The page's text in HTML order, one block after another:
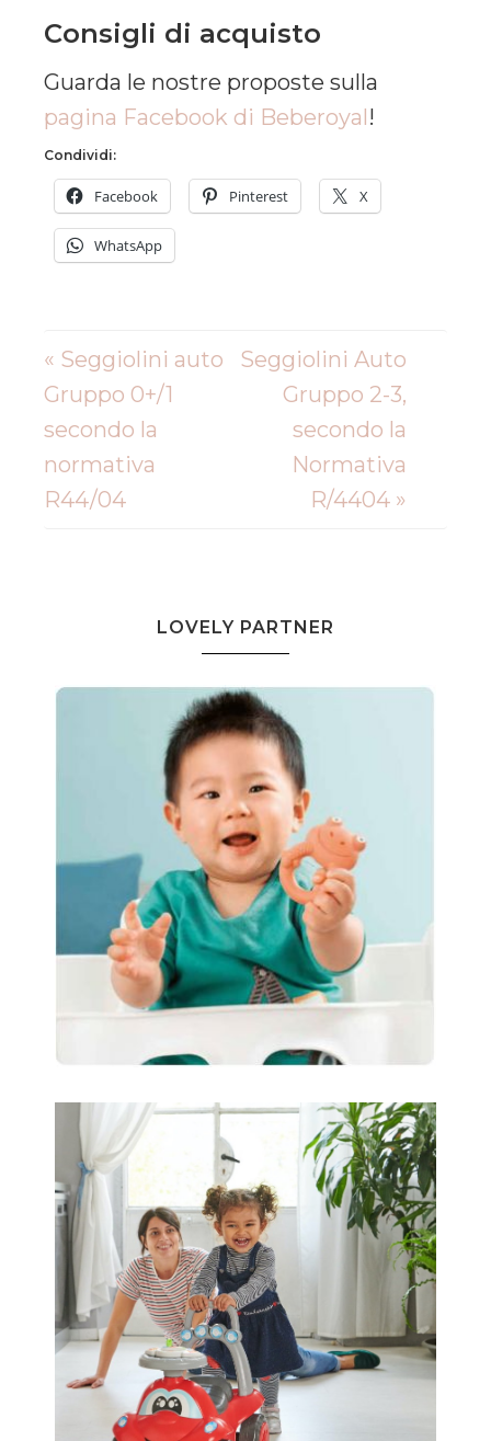
Consigli di acquisto
Guarda le nostre proposte sulla
pagina Facebook di Beberoyal!
Condividi:
Facebook Pinterest X
WhatsApp
« Seggiolini auto
Gruppo 0+/1
secondo la
normativa
R44/04
Seggiolini Auto
Gruppo 2-3,
secondo la
Normativa
R/4404 »
LOVELY PARTNER